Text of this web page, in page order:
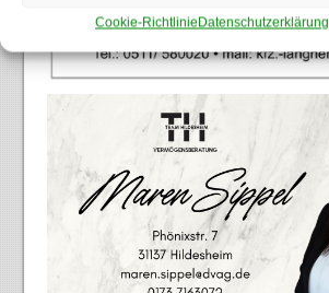
Cookie-RichtlinieDatenschutzerklärung